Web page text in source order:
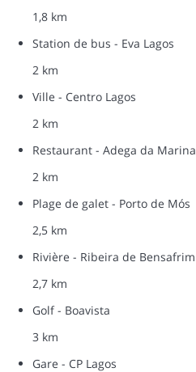
1,8 km
Station de bus - Eva Lagos
2 km
Ville - Centro Lagos
2 km
Restaurant - Adega da Marina
2 km
Plage de galet - Porto de Mós
2,5 km
Rivière - Ribeira de Bensafrim
2,7 km
Golf - Boavista
3 km
Gare - CP Lagos